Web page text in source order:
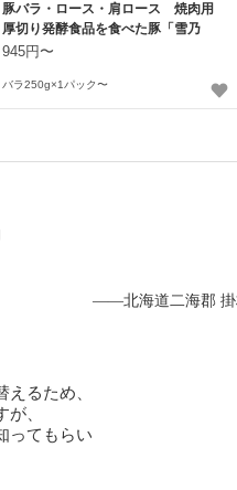
豚バラ・ロース・肩ロース 焼肉用
厚切り発酵食品を食べた豚「雪乃
醸」
945円〜
バラ250g×1パック〜
——北海道二海郡 掛
るため、
、
ってもらい